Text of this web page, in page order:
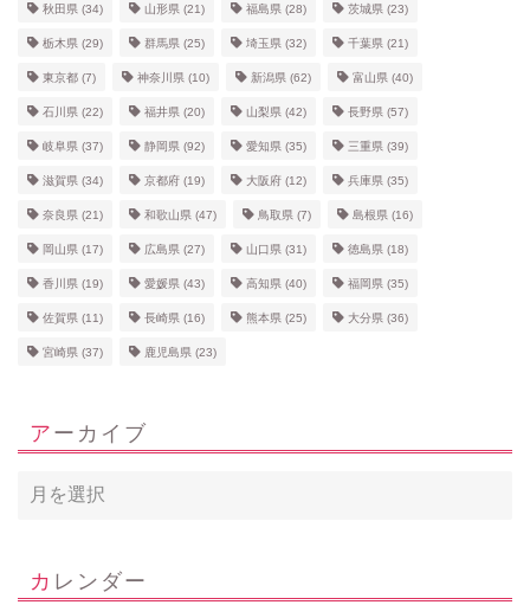
秋田県 (34) 山形県 (21) 福島県 (28) 茨城県 (23)
栃木県 (29) 群馬県 (25) 埼玉県 (32) 千葉県 (21)
東京都 (7) 神奈川県 (10) 新潟県 (62) 富山県 (40)
石川県 (22) 福井県 (20) 山梨県 (42) 長野県 (57)
岐阜県 (37) 静岡県 (92) 愛知県 (35) 三重県 (39)
滋賀県 (34) 京都府 (19) 大阪府 (12) 兵庫県 (35)
奈良県 (21) 和歌山県 (47) 鳥取県 (7) 島根県 (16)
岡山県 (17) 広島県 (27) 山口県 (31) 徳島県 (18)
香川県 (19) 愛媛県 (43) 高知県 (40) 福岡県 (35)
佐賀県 (11) 長崎県 (16) 熊本県 (25) 大分県 (36)
宮崎県 (37) 鹿児島県 (23)
アーカイブ
カレンダー